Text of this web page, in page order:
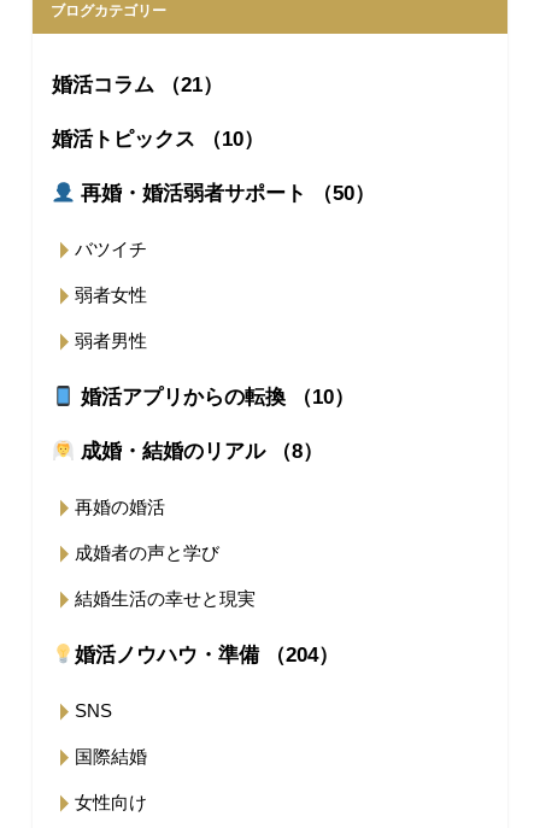
ブログカテゴリー
婚活コラム （21）
婚活トピックス （10）
再婚・婚活弱者サポート （50）
バツイチ
弱者女性
弱者男性
婚活アプリからの転換 （10）
成婚・結婚のリアル （8）
再婚の婚活
成婚者の声と学び
結婚生活の幸せと現実
婚活ノウハウ・準備 （204）
SNS
国際結婚
女性向け